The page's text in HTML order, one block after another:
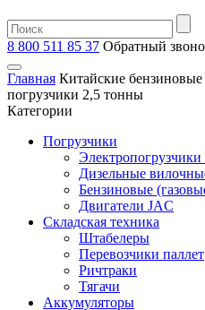
8 800 511 85 37 Oбратный
Главная Китайские
погрузчики 2,5 тонны
Категории
Погрузчики
Электропогрузчики
Дизельные
Бензиновые
Двигатели JAC
Складская техника
Штабелеры
Перевозчики паллет
Ричтраки
Тягачи
Аккумуляторы